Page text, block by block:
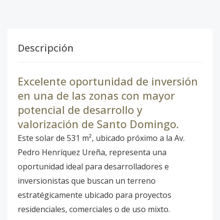
Descripción
Excelente oportunidad de inversión
en una de las zonas con mayor
potencial de desarrollo y
valorización de Santo Domingo.
Este solar de 531 m², ubicado próximo a la Av.
Pedro Henríquez Ureña, representa una
oportunidad ideal para desarrolladores e
inversionistas que buscan un terreno
estratégicamente ubicado para proyectos
residenciales, comerciales o de uso mixto.